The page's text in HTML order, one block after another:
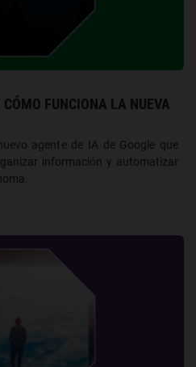
FUNCIONA LA NUEVA
agente de IA de Google que
información y automatizar